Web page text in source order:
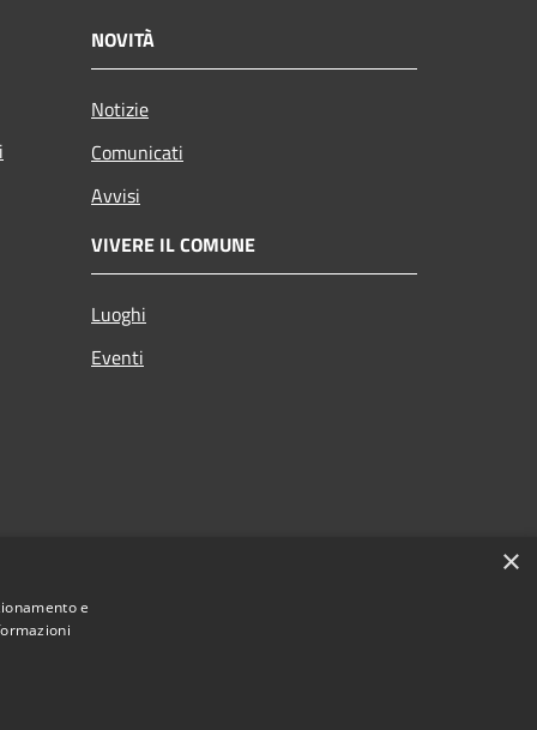
NOVITÀ
Notizie
Comunicati
Avvisi
VIVERE IL COMUNE
Luoghi
Eventi
×
e